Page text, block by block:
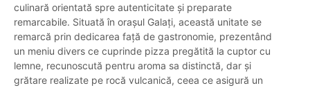
culinară orientată spre autenticitate și preparate
remarcabile. Situată în orașul Galați, această unitate se
remarcă prin dedicarea față de gastronomie, prezentând
un meniu divers ce cuprinde pizza pregătită la cuptor cu
lemne, recunoscută pentru aroma sa distinctă, dar și
grătare realizate pe rocă vulcanică, ceea ce asigură un